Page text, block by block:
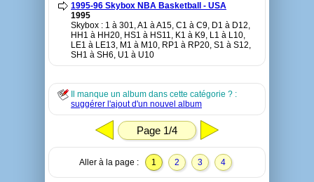
1995-96 Skybox NBA Basketball - USA
1995
Skybox : 1 à 301, A1 à A15, C1 à C9, D1 à D12,
HH1 à HH20, HS1 à HS11, K1 à K9, L1 à L10,
LE1 à LE13, M1 à M10, RP1 à RP20, S1 à S12,
SH1 à SH6, U1 à U10
Il manque un album dans cette catégorie ? :
suggérer l'ajout d'un nouvel album
Page 1/4
Aller à la page : 1 2 3 4